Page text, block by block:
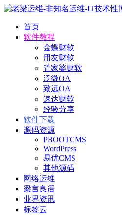
首页
软件教程
金蝶财软
用友财软
管家婆财软
泛微OA
致远OA
速达财软
经验分享
软件下载
源码资源
PBOOTCMS
WordPress
易优CMS
其他源码
网络运维
梁言良语
业界资讯
标签云